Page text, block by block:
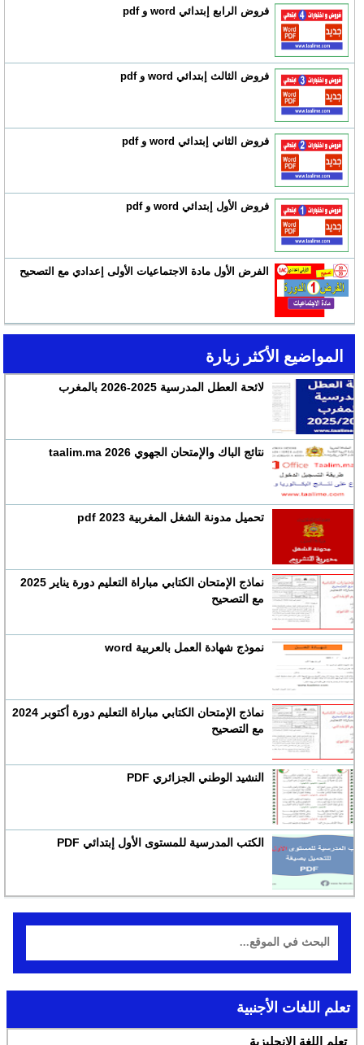
فروض الرابع إبتدائي word و pdf
فروض الثالث إبتدائي word و pdf
فروض الثاني إبتدائي word و pdf
فروض الأول إبتدائي word و pdf
الفرض الأول مادة الاجتماعيات الأولى إعدادي مع التصحيح
المواضيع الأكثر زيارة
لائحة العطل المدرسية 2025-2026 بالمغرب
نتائج الباك والإمتحان الجهوي 2026 taalim.ma
تحميل مدونة الشغل المغربية 2023 pdf
نماذج الإمتحان الكتابي مباراة التعليم دورة يناير 2025
مع التصحيح
نموذج شهادة العمل بالعربية word
نماذج الإمتحان الكتابي مباراة التعليم دورة أكتوبر 2024
مع التصحيح
النشيد الوطني الجزائري PDF
الكتب المدرسية للمستوى الأول إبتدائي PDF
تعلم اللغات الأجنبية
تعلم اللغة الإنجليزية